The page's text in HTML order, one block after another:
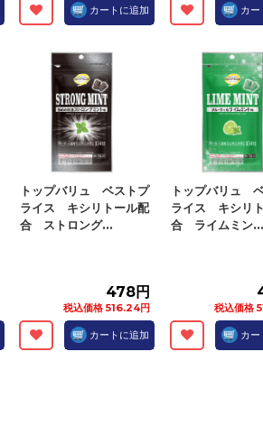
カートに追加 カー
トップバリュ ベストプ
ライス キシリトール配
合 ストロング...
478円
税込価格 516.24円
カートに追加
トップバリュ
ライス キシリ
合 ライムミン...
税込価格
カー